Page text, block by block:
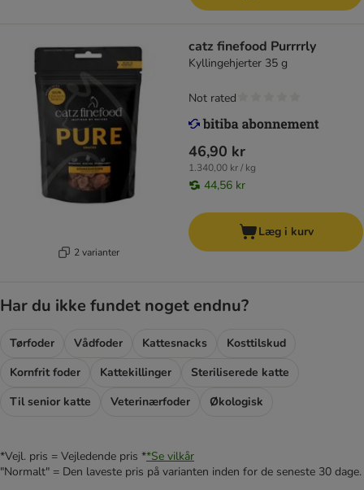
2 varianter
catz finefood Purrrrly
Kyllingehjerter 35 g
46,90 kr
1.340,00 kr / kg
44,56 kr
Not rated
Læg i kurv
Har du ikke fundet noget endnu?
Tørfoder Vådfoder Kattesnacks
Kosttilskud
Kornfrit foder
Kattekillinger
Steriliserede katte
Til senior katte
Veterinærfoder Økologisk
*Vejl. pris = Vejledende pris **Se vilkår
"Normalt" = Den laveste pris på varianten inden for de seneste 30 dage.